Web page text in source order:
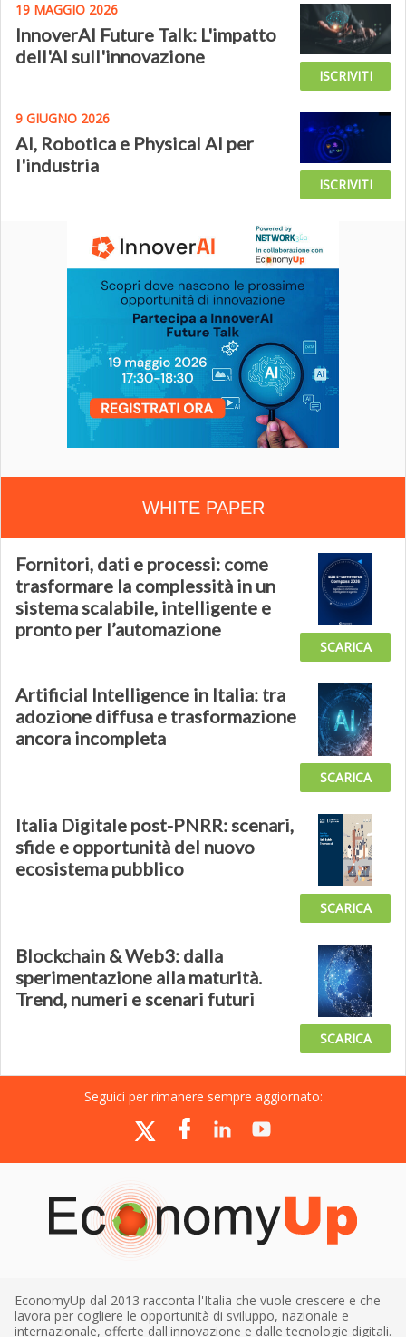
19 MAGGIO 2026
InnoverAI Future Talk: L'impatto
dell'AI sull'innovazione
ISCRIVITI
9 GIUGNO 2026
AI, Robotica e Physical AI per
l'industria
ISCRIVITI
WHITE PAPER
Fornitori, dati e processi: come
trasformare la complessità in un
sistema scalabile, intelligente e
pronto per l’automazione
SCARICA
Artificial Intelligence in Italia: tra
adozione diffusa e trasformazione
ancora incompleta
SCARICA
Italia Digitale post-PNRR: scenari,
sfide e opportunità del nuovo
ecosistema pubblico
SCARICA
Blockchain & Web3: dalla
sperimentazione alla maturità.
Trend, numeri e scenari futuri
SCARICA
Seguici per rimanere sempre aggiornato:
EconomyUp dal 2013 racconta l'Italia che vuole crescere e che
lavora per cogliere le opportunità di sviluppo, nazionale e
internazionale, offerte dall'innovazione e dalle tecnologie digitali.